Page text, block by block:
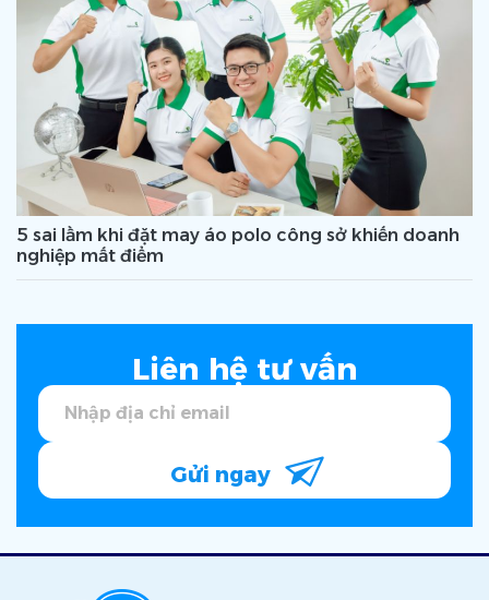
5 sai lầm khi đặt may áo polo công sở khiến doanh
nghiệp mất điểm
Liên hệ tư vấn
Gửi ngay